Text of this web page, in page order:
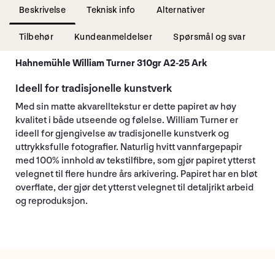
Beskrivelse Teknisk info Alternativer
Tilbehør Kundeanmeldelser Spørsmål og svar
Hahnemühle William Turner 310gr A2-25 Ark
Ideell for tradisjonelle kunstverk
Med sin matte akvarelltekstur er dette papiret av høy
kvalitet i både utseende og følelse. William Turner er
ideell for gjengivelse av tradisjonelle kunstverk og
uttrykksfulle fotografier. Naturlig hvitt vannfargepapir
med 100% innhold av tekstilfibre, som gjør papiret ytterst
velegnet til flere hundre års arkivering. Papiret har en bløt
overflate, der gjør det ytterst velegnet til detaljrikt arbeid
og reproduksjon.